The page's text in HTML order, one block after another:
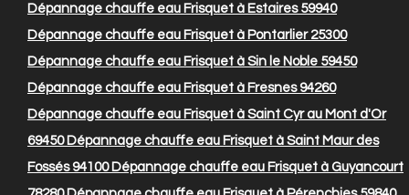
Dépannage chauffe eau Frisquet à Estaires 59940
Dépannage chauffe eau Frisquet à Pontarlier 25300
Dépannage chauffe eau Frisquet à Sin le Noble 59450
Dépannage chauffe eau Frisquet à Fresnes 94260
Dépannage chauffe eau Frisquet à Saint Cyr au Mont d'Or
69450Dépannage chauffe eau Frisquet à Saint Maur des
Fossés 94100Dépannage chauffe eau Frisquet à Guyancourt